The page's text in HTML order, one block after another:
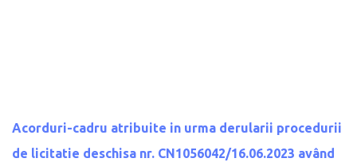
Acorduri-cadru atribuite in urma derularii procedurii
de licitatie deschisa nr. CN1056042/16.06.2023 având